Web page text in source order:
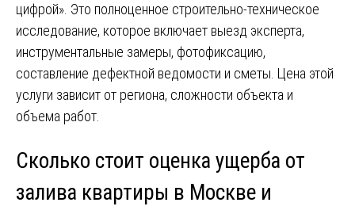
цифрой». Это полноценное строительно-техническое
исследование, которое включает выезд эксперта,
инструментальные замеры, фотофиксацию,
составление дефектной ведомости и сметы. Цена этой
услуги зависит от региона, сложности объекта и
объема работ.
Сколько стоит оценка ущерба от
залива квартиры в Москве и